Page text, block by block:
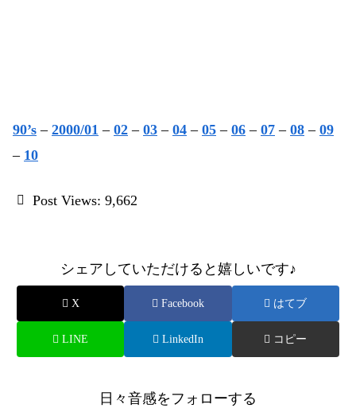
90’s – 2000/01 – 02 – 03 – 04 – 05 – 06 – 07 – 08 – 09
– 10
Post Views: 9,662
シェアしていただけると嬉しいです♪
X Facebook はてブ
LINE LinkedIn コピー
日々音感をフォローする